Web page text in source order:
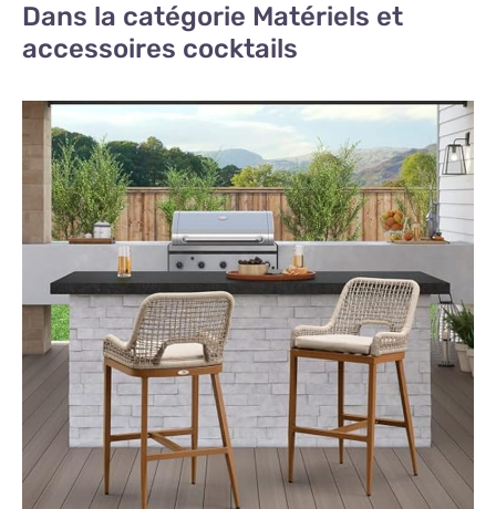
Dans la catégorie Matériels et
accessoires cocktails